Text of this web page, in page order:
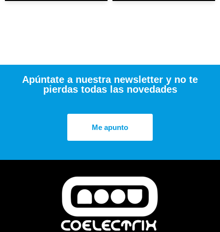
Apúntate a nuestra newsletter y no te
pierdas todas las novedades
Me apunto